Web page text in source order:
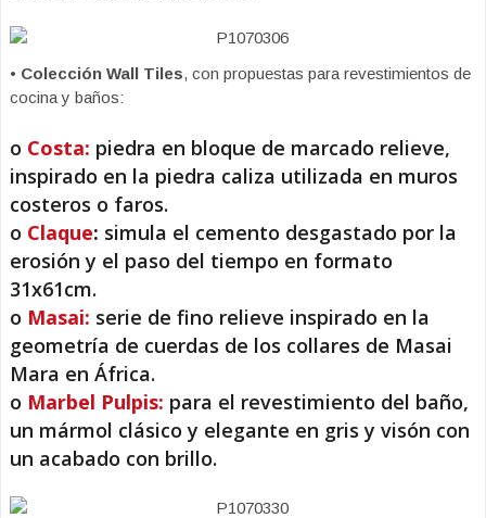
• Colección Wall Tiles, con propuestas para revestimientos de
cocina y baños:
o Costa: piedra en bloque de marcado relieve,
inspirado en la piedra caliza utilizada en muros
costeros o faros.
o Claque: simula el cemento desgastado por la
erosión y el paso del tiempo en formato
31x61cm.
o Masai: serie de fino relieve inspirado en la
geometría de cuerdas de los collares de Masai
Mara en África.
o Marbel Pulpis: para el revestimiento del baño,
un mármol clásico y elegante en gris y visón con
un acabado con brillo.